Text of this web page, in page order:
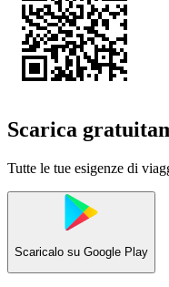
Scarica
Tutte le tue esigenze di
Scaricalo su Google Play